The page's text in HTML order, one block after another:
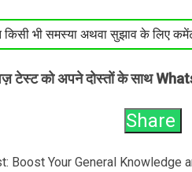
भी समस्या अथवा सुझाव के लिए
टेस्ट को अपने दोस्तों के साथ
Share
Boost Your General Knowledge